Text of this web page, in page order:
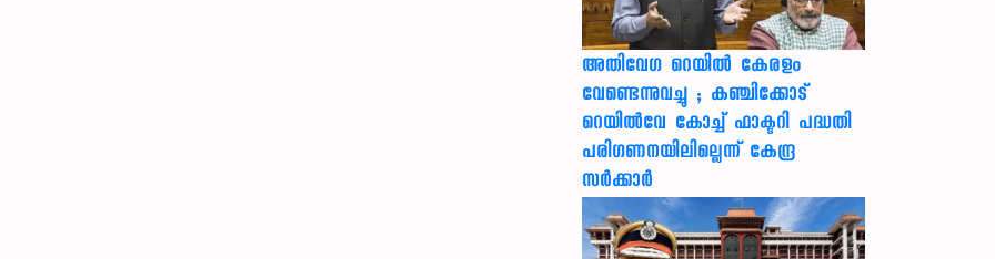
അതിവേഗ റെയിൽ കേരളം
വേണ്ടെന്നുവച്ചു ; കഞ്ചിക്കോട്
റെയിൽവേ കോച്ച് ഫാക്ടറി പദ്ധതി
പരിഗണനയിലില്ലെന്ന് കേന്ദ്ര
സർക്കാർ